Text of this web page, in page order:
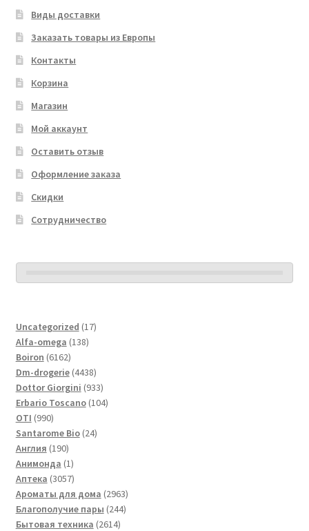
Виды доставки
Заказать товары из Европы
Контакты
Корзина
Магазин
Мой аккаунт
Оставить отзыв
Оформление заказа
Скидки
Сотрудничество
Uncategorized 1717
Alfa-omega 138138
Boiron 61626162
товара
Dm-drogerie 44384438
товаров
Dottor Giorgini 933933
товара
Erbario Toscano 104104
OTI 990990
товаров
Santarome Bio 2424
Англия 190190
товаров
Анимонда 11
товар
Аптека 30573057
товаров
Ароматы для дома 29632963
товара
Благополучие пары 244244
Бытовая техника 26142614